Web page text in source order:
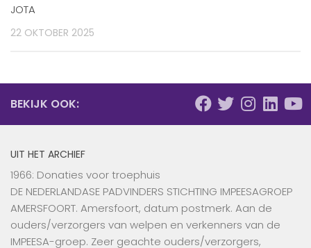
JOTA
22 OKTOBER 2025
BEKIJK OOK:
UIT HET ARCHIEF
1966: Donaties voor troephuis
DE NEDERLANDASE PADVINDERS STICHTING IMPEESAGROEP
AMERSFOORT. Amersfoort, datum postmerk. Aan de
ouders/verzorgers van welpen en verkenners van de
IMPEESA-groep. Zeer geachte ouders/verzorgers,